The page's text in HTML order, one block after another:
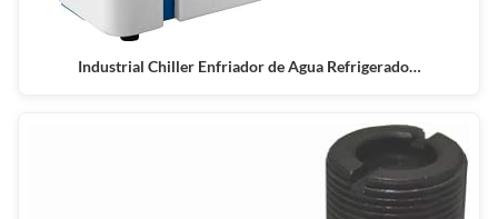
Industrial Chiller Enfriador de Agua Refrigerado…